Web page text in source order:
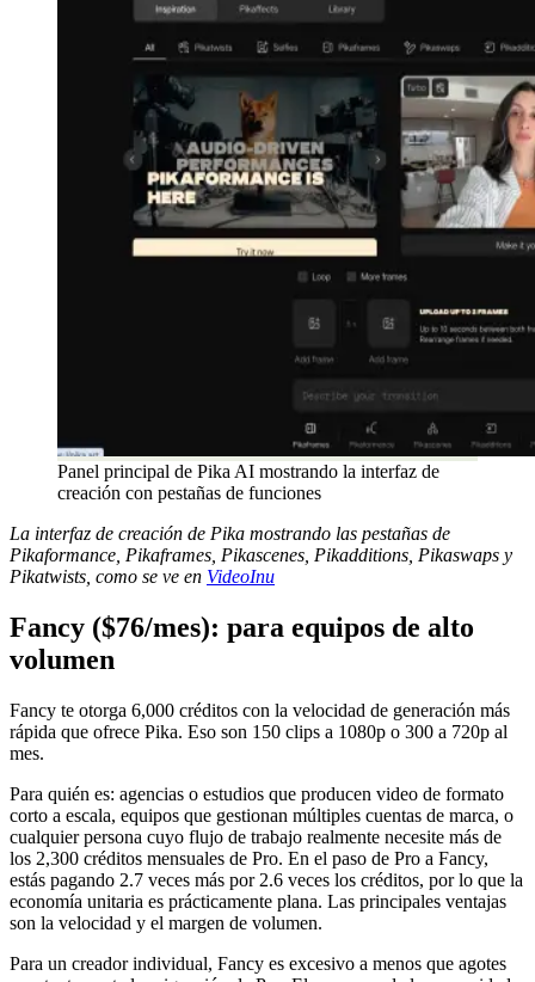
Panel principal de Pika AI mostrando la interfaz de
creación con pestañas de funciones
La interfaz de creación de Pika mostrando las pestañas de
Pikaformance, Pikaframes, Pikascenes, Pikadditions, Pikaswaps y
Pikatwists, como se ve en VideoInu
Fancy ($76/mes): para equipos de alto
volumen
Fancy te otorga 6,000 créditos con la velocidad de generación más
rápida que ofrece Pika. Eso son 150 clips a 1080p o 300 a 720p al
mes.
Para quién es: agencias o estudios que producen video de formato
corto a escala, equipos que gestionan múltiples cuentas de marca, o
cualquier persona cuyo flujo de trabajo realmente necesite más de
los 2,300 créditos mensuales de Pro. En el paso de Pro a Fancy,
estás pagando 2.7 veces más por 2.6 veces los créditos, por lo que la
economía unitaria es prácticamente plana. Las principales ventajas
son la velocidad y el margen de volumen.
Para un creador individual, Fancy es excesivo a menos que agotes